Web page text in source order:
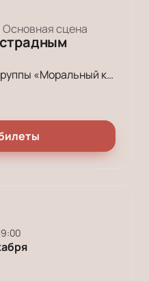
сцена
Легенда стиля, солист группы «Моральный кодекс», заслуженный артист России Сергей Мазаев отметит свой день рождения.